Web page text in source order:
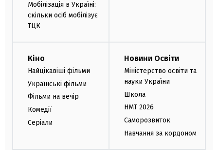
Мобілізація в Україні:
скільки осіб мобілізує
ТЦК
Кіно
Найцікавіші фільми
Українські фільми
Фільми на вечір
Комедії
Серіали
Новини Освіти
Міністерство освіти та
науки України
Школа
НМТ 2026
Саморозвиток
Навчання за кордоном